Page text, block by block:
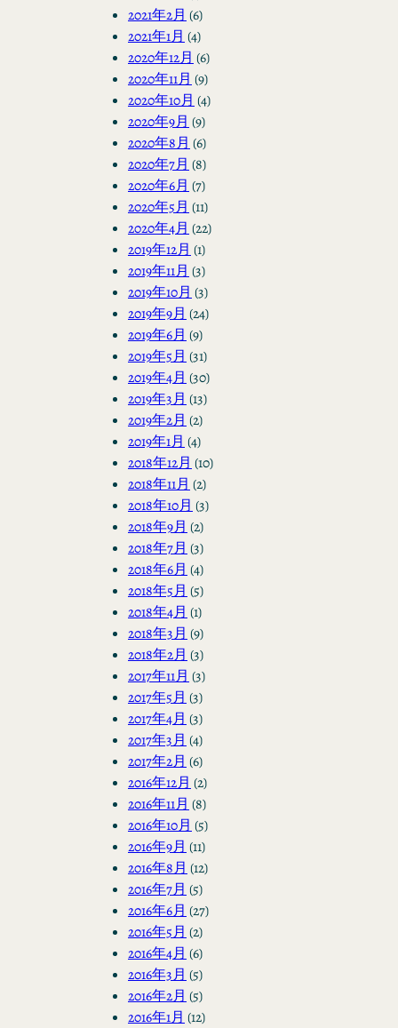
2021年2月 (6)
2021年1月 (4)
2020年12月 (6)
2020年11月 (9)
2020年10月 (4)
2020年9月 (9)
2020年8月 (6)
2020年7月 (8)
2020年6月 (7)
2020年5月 (11)
2020年4月 (22)
2019年12月 (1)
2019年11月 (3)
2019年10月 (3)
2019年9月 (24)
2019年6月 (9)
2019年5月 (31)
2019年4月 (30)
2019年3月 (13)
2019年2月 (2)
2019年1月 (4)
2018年12月 (10)
2018年11月 (2)
2018年10月 (3)
2018年9月 (2)
2018年7月 (3)
2018年6月 (4)
2018年5月 (5)
2018年4月 (1)
2018年3月 (9)
2018年2月 (3)
2017年11月 (3)
2017年5月 (3)
2017年4月 (3)
2017年3月 (4)
2017年2月 (6)
2016年12月 (2)
2016年11月 (8)
2016年10月 (5)
2016年9月 (11)
2016年8月 (12)
2016年7月 (5)
2016年6月 (27)
2016年5月 (2)
2016年4月 (6)
2016年3月 (5)
2016年2月 (5)
2016年1月 (12)